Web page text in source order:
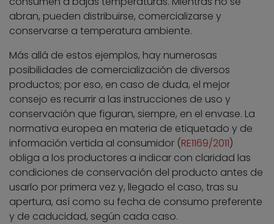
abran, pueden distribuirse, comercializarse y
conservarse a temperatura ambiente.
Más allá de estos ejemplos, hay numerosas
posibilidades de comercialización de diversos
productos; por eso, en caso de duda, el mejor
consejo es recurrir a las instrucciones de uso y
conservación que figuran, siempre, en el envase. La
normativa europea en materia de etiquetado y de
información vertida al consumidor (RE1169/2011)
obliga a los productores a indicar con claridad las
condiciones de conservación del producto antes de
usarlo por primera vez y, llegado el caso, tras su
apertura, así como su fecha de consumo preferente
y de caducidad, según cada caso.